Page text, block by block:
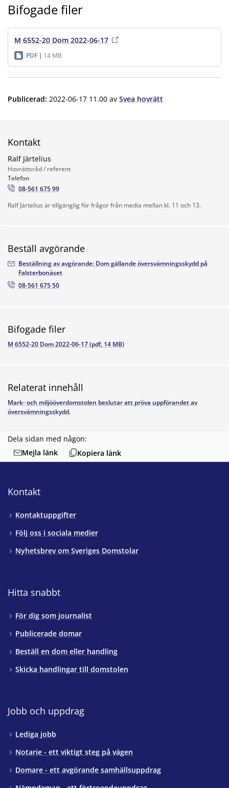
Bifogade filer
M 6552-20 Dom 2022-06-17
PDF 14 MB
Publicerad: 2022-06-17 11.00 av Svea hovrätt
Dela sidan med någon:
Mejla länk
Kopiera länk
Kontakt
Ralf Järtelius
Hovrättsråd / referent
Telefon
08-561 675 99
Ralf Järtelius är tillgänglig för frågor från media mellan kl. 11 och 13.
Beställ avgörande
Beställning av avgörande: Dom gällande översvämningsskydd på
Falsterbonäset
08-561 675 50
Bifogade filer
M 6552-20 Dom 2022-06-17 (pdf, 14 MB)
Relaterat innehåll
Mark- och miljööverdomstolen beslutar att pröva uppförandet av
översvämningsskydd.
Kontakt
Kontaktuppgifter
Följ oss i sociala medier
Nyhetsbrev om Sveriges Domstolar
Hitta snabbt
För dig som journalist
Publicerade domar
Beställ en dom eller handling
Skicka handlingar till domstolen
Jobb och uppdrag
Lediga jobb
Notarie - ett viktigt steg på vägen
Domare - ett avgörande samhällsuppdrag